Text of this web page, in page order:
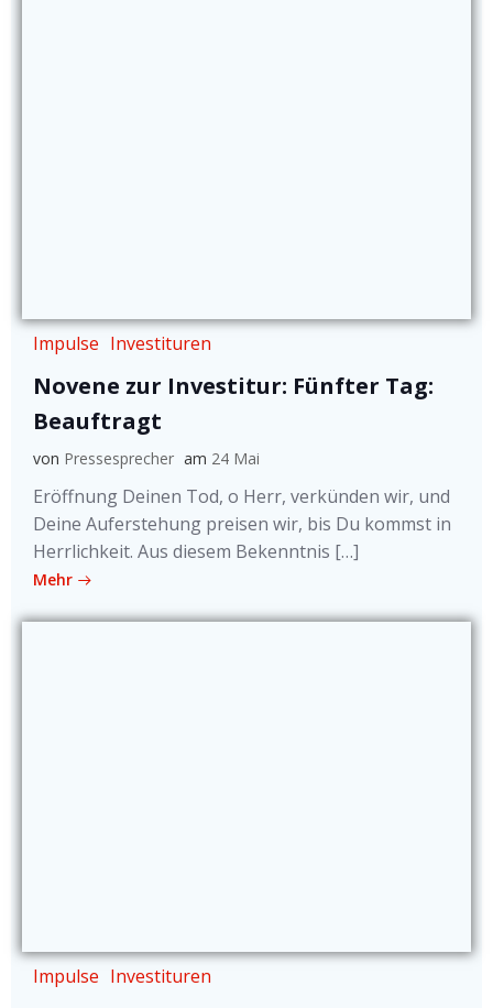
Impulse Investituren
Novene zur Investitur: Fünfter Tag:
Beauftragt
von Pressesprecher am 24 Mai
Eröffnung Deinen Tod, o Herr, verkünden wir, und
Deine Auferstehung preisen wir, bis Du kommst in
Herrlichkeit. Aus diesem Bekenntnis […]
Mehr
Impulse Investituren